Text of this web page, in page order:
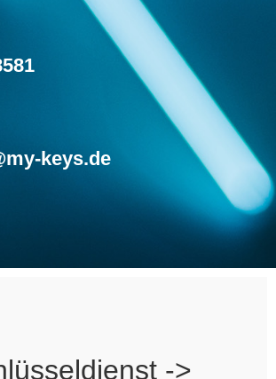
keys.de
->